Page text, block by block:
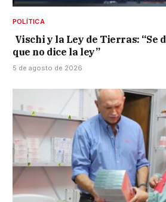
POLÍTICA
Vischi y la Ley de Tierras: “Se
que no dice la ley”
5 de agosto de 2026